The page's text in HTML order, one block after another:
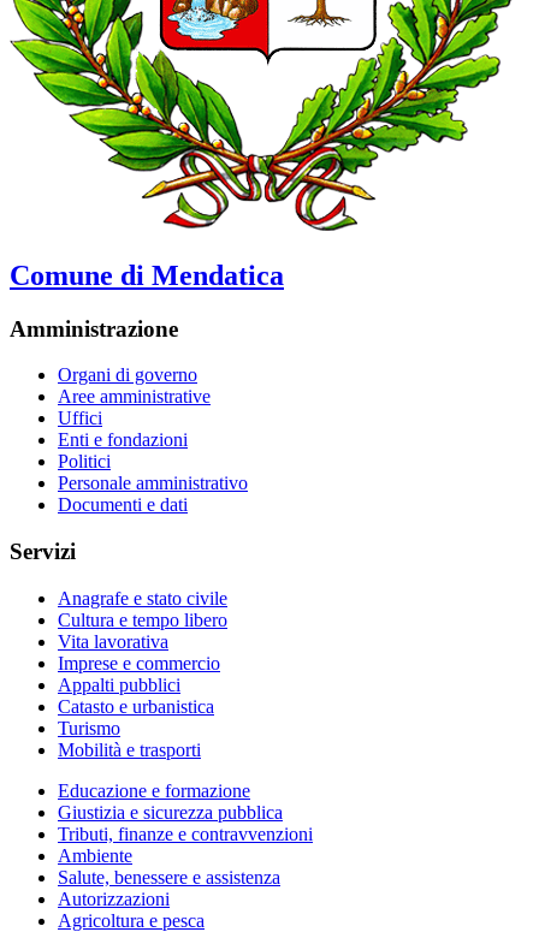
Comune di Mendatica
Amministrazione
Organi di governo
Aree amministrative
Uffici
Enti e fondazioni
Politici
Personale amministrativo
Documenti e dati
Servizi
Anagrafe e stato civile
Cultura e tempo libero
Vita lavorativa
Imprese e commercio
Appalti pubblici
Catasto e urbanistica
Turismo
Mobilità e trasporti
Educazione e formazione
Giustizia e sicurezza pubblica
Tributi, finanze e contravvenzioni
Ambiente
Salute, benessere e assistenza
Autorizzazioni
Agricoltura e pesca